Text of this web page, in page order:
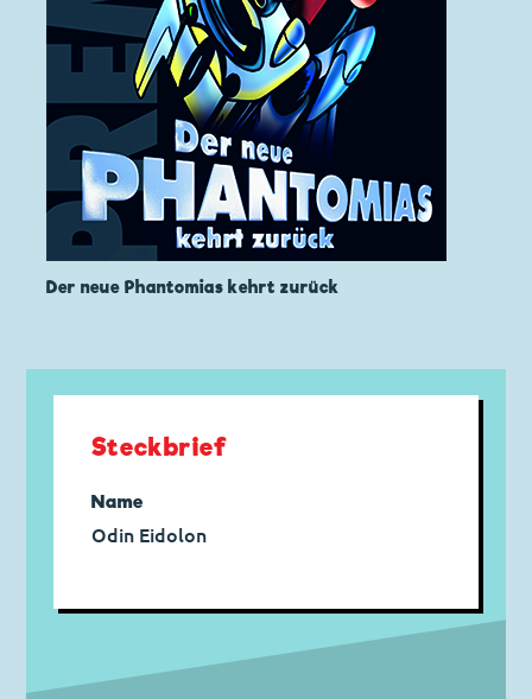
Der neue Phantomias kehrt zurück
Steckbrief
Name
Odin Eidolon